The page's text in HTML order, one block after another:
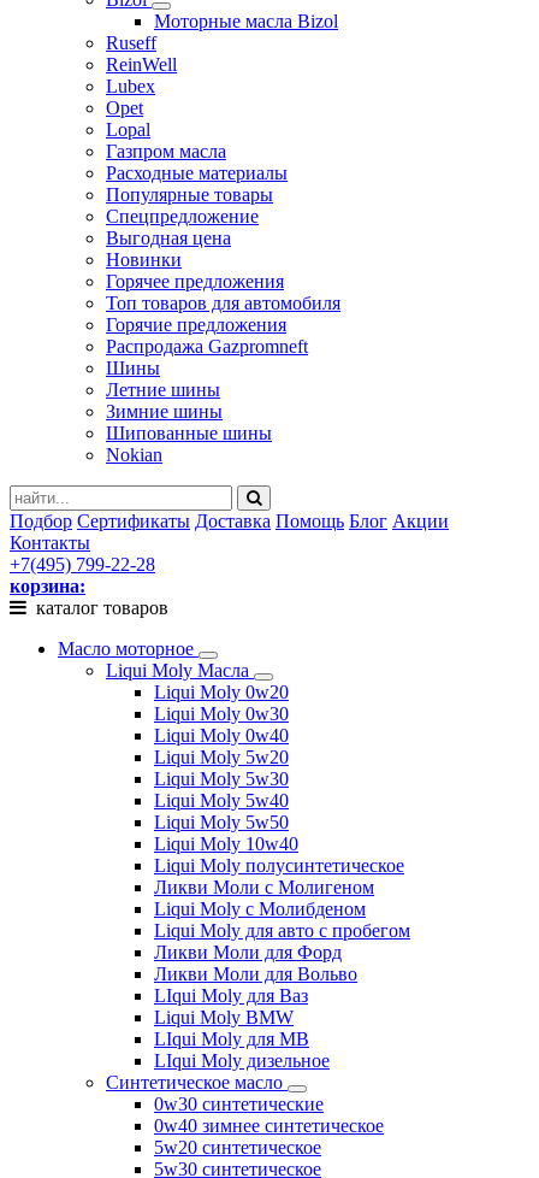
Моторные масла Bizol
Ruseff
ReinWell
Lubex
Opet
Lopal
Газпром масла
Расходные материалы
Популярные товары
Спецпредложение
Выгодная цена
Новинки
Горячее предложения
Топ товаров для автомобиля
Горячие предложения
Распродажа Gazpromneft
Шины
Летние шины
Зимние шины
Шипованные шины
Nokian
Подбор Сертификаты Доставка Помощь Блог Акции
Контакты
+7(495) 799-22-28
корзина:
каталог товаров
Масло моторное
Liqui Moly Масла
Liqui Moly 0w20
Liqui Moly 0w30
Liqui Moly 0w40
Liqui Moly 5w20
Liqui Moly 5w30
Liqui Moly 5w40
Liqui Moly 5w50
Liqui Moly 10w40
Liqui Moly полусинтетическое
Ликви Моли с Молигеном
Liqui Moly с Молибденом
Liqui Moly для авто с пробегом
Ликви Моли для Форд
Ликви Моли для Вольво
LIqui Moly для Ваз
Liqui Moly BMW
LIqui Moly для MB
LIqui Moly дизельное
Синтетическое масло
0w30 синтетические
0w40 зимнее синтетическое
5w20 синтетическое
5w30 синтетическое